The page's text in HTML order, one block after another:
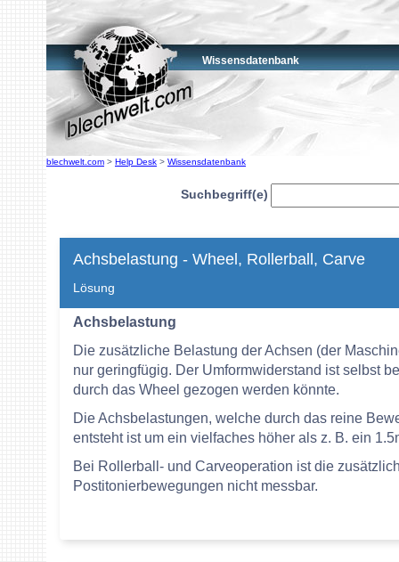
Wissensdatenbank
blechwelt.com > Help Desk > Wissensdatenbank
Suchbegriff(e)
Achsbelastung - Wheel, Rollerball, Carve
Lösung
Achsbelastung
Die zusätzliche Belastung der Achsen (der
nur geringfügig. Der Umformwiderstand ist selbst
durch das Wheel gezogen werden könnte.
Die Achsbelastungen, welche durch das reine
entsteht ist um ein vielfaches höher als z. B. ein
Bei Rollerball- und Carveoperation ist die
Postitonierbewegungen nicht messbar.